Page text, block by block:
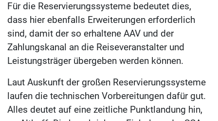
Für die Reservierungssysteme bedeutet dies,
dass hier ebenfalls Erweiterungen erforderlich
sind, damit der so erhaltene AAV und der
Zahlungskanal an die Reiseveranstalter und
Leistungsträger übergeben werden können.
Laut Auskunft der großen Reservierungssysteme
laufen die technischen Vorbereitungen dafür gut.
Alles deutet auf eine zeitliche Punktlandung hin,